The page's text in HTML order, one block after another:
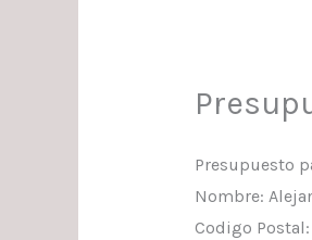
Presupuesto
Nombre:
Codigo